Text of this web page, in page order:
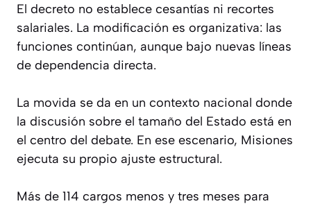
El decreto no establece cesantías ni recortes
salariales. La modificación es organizativa: las
funciones continúan, aunque bajo nuevas líneas
de dependencia directa.
La movida se da en un contexto nacional donde
la discusión sobre el tamaño del Estado está en
el centro del debate. En ese escenario, Misiones
ejecuta su propio ajuste estructural.
Más de 114 cargos menos y tres meses para